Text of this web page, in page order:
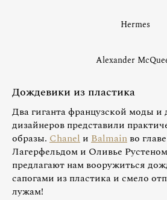
Hermes
Alexander
Дождевики из пластика
Два гиганта французской моды и
дизайнеров представили
образы. Chanel и Balmain во
Лагерфельдом и Оливье
предлагают нам вооружиться
сапогами из пластика и смело
лужам!